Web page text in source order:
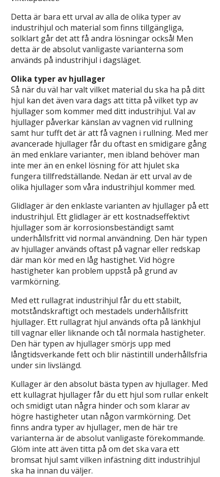
Detta är bara ett urval av alla de olika typer av
industrihjul och material som finns tillgängliga,
solklart går det att få andra lösningar också! Men
detta är de absolut vanligaste varianterna som
används på industrihjul i dagsläget.
Olika typer av hjullager
Så när du väl har valt vilket material du ska ha på ditt
hjul kan det även vara dags att titta på vilket typ av
hjullager som kommer med ditt industrihjul. Val av
hjullager påverkar känslan av vagnen vid rullning
samt hur tufft det är att få vagnen i rullning. Med mer
avancerade hjullager får du oftast en smidigare gång
än med enklare varianter, men ibland behöver man
inte mer än en enkel lösning för att hjulet ska
fungera tillfredställande. Nedan är ett urval av de
olika hjullager som våra industrihjul kommer med.
Glidlager är den enklaste varianten av hjullager på ett
industrihjul. Ett glidlager är ett kostnadseffektivt
hjullager som är korrosionsbeständigt samt
underhållsfritt vid normal användning. Den här typen
av hjullager används oftast på vagnar eller redskap
där man kör med en låg hastighet. Vid högre
hastigheter kan problem uppstå på grund av
varmkörning.
Med ett rullagrat industrihjul får du ett stabilt,
motståndskraftigt och mestadels underhållsfritt
hjullager. Ett rullagrat hjul används ofta på länkhjul
till vagnar eller liknande och tål normala hastigheter.
Den här typen av hjullager smörjs upp med
långtidsverkande fett och blir nästintill underhållsfria
under sin livslängd.
Kullager är den absolut bästa typen av hjullager. Med
ett kullagrat hjullager får du ett hjul som rullar enkelt
och smidigt utan några hinder och som klarar av
högre hastigheter utan någon varmkörning. Det
finns andra typer av hjullager, men de här tre
varianterna är de absolut vanligaste förekommande.
Glöm inte att även titta på om det ska vara ett
bromsat hjul samt vilken infästning ditt industrihjul
ska ha innan du väljer.